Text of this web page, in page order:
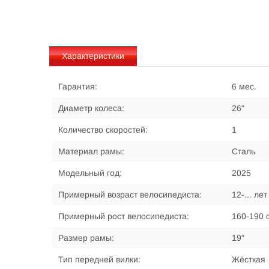
Характеристики
Гарантия: 6 мес.
Диаметр колеса: 26"
Количество скоростей: 1
Материал рамы: Сталь
Модельный год: 2025
Примерный возраст велосипедиста: 12-... лет
Примерный рост велосипедиста: 160-190
Размер рамы: 19"
Тип передней вилки: Жёсткая